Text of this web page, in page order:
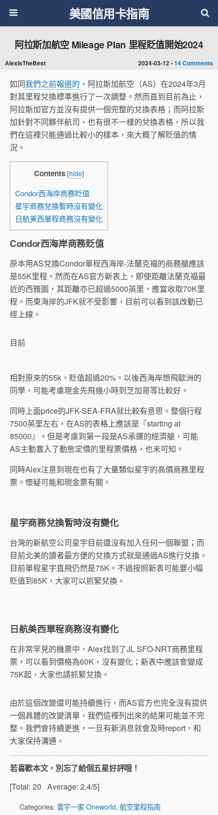
美國信用卡指南
2024-03-12 •14 Comments
阿拉斯加航空 Mileage Plan 里程貶值開始2024
AlexIsTheBest
如同我們之前報道的 ，阿拉斯加航空（AS）在2024年3月
對其里程兌換標準進行了一次調整。然而直到目前為止，
阿拉斯加官方並沒有提供一個完整的兌換表格；而阿拉斯
加針對不同夥伴航司，也有很不一樣的兌換表格，所以我
們在這裡只能通過比較小的樣本，來大概了解貶值的情
況。
Contents [hide]
Condor西海岸商務貶值
星宇商務兌換暫時沒有變化
日航美西單程商務沒有變化
Condor西海岸商務貶值
原本用AS兌換Condor單程西海岸-法蘭克福的商務艙應該
是55K里程。然而在AS官方新表上，即使距離法蘭克福最
近的西雅圖，其距離亦已超過5000英里，應當收取70K里
程。而東海岸的JFK就不受影響，目前可以看到該改動已
經上線。
目前
相對原來的55k，貶值超過20%。以後西海岸想飛歐洲的
同學，可能考慮現金先飛幾小時到芝加哥等比較好。
同時上面price的JFK-SEA-FRA就比較有意思。整個行程
7500英里左右，在AS的表格上應該是『starting at
85000』。但是考慮到第一段是AS承運的經濟艙，可能
AS主動塞入了動態定價的里程票價格，也未可知。
同時Alex注意到現在也有了大量類似星宇的高價商務里程
票。懷疑可能和現金票有關。
星宇商務兌換暫時沒有變化
台灣的新航空公司星宇目前還沒有加入任何一個聯盟；而
目前北美的讀者最方便的兌換方式就是通過AS進行兌換。
目前單程星宇直飛仍然是75K。不過按照新表可能要小幅
貶值到85K，大家可以抓緊兌換。
日航美西單程商務沒有變化
在非常罕見的機票中，Alex找到了JL SFO-NRT商務里程
票，可以看到價格為60K，沒有變化；新表中應該會變成
75K起，大家也請抓緊兌換。
由於這個改變還可能持續進行，而AS官方也完全沒有提供
一個具體的改變清單，我們這裡列出來的結果可能並不完
整。我們會持續更進，一旦有新消息就會及時report，和
大家保持溝通。
若喜歡本文，別忘了給個五星好評哦！
[Total: 20 Average: 2.4/5]
Categories: 寰宇一家 Oneworld, 航空里程指南